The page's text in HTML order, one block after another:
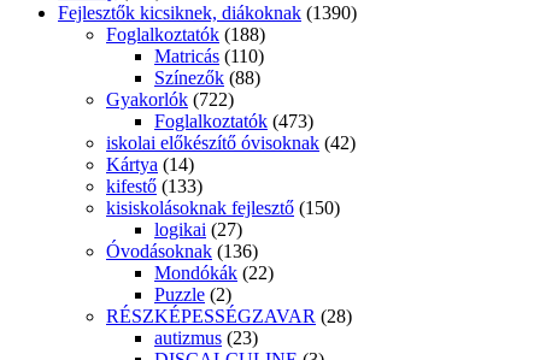
Fejlesztők kicsiknek, diákoknak (1390)
Foglalkoztatók (188)
Matricás (110)
Színezők (88)
Gyakorlók (722)
Foglalkoztatók (473)
iskolai előkészítő óvisoknak (42)
Kártya (14)
kifestő (133)
kisiskolásoknak fejlesztő (150)
logikai (27)
Óvodásoknak (136)
Mondókák (22)
Puzzle (2)
RÉSZKÉPESSÉGZAVAR (28)
autizmus (23)